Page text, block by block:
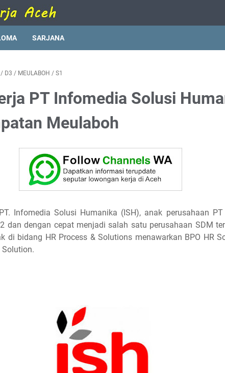
SARJANA
/ D3 / MEULABOH / S1
PT Infomedia Solusi
Meulaboh
Infomedia Solusi Humanika (ISH), anak perusahaan
dan dengan cepat menjadi salah satu perusahaan SDM
di bidang HR Process & Solutions menawarkan BPO HR
Solution.